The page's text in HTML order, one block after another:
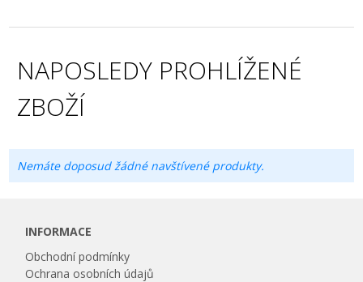
NAPOSLEDY PROHLÍŽENÉ
ZBOŽÍ
Nemáte doposud žádné navštívené produkty.
INFORMACE
Obchodní podmínky
Ochrana osobních údajů